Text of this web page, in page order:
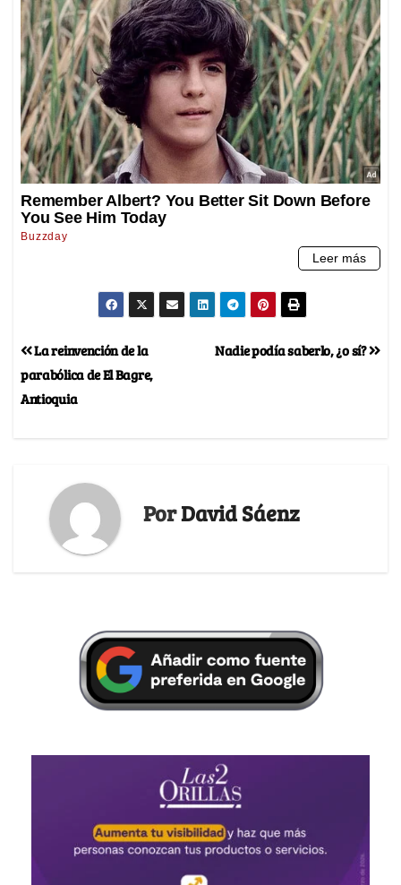
Nadie podía saberlo, ¿o sí?
La reinvención de la
parabólica de El Bagre,
Antioquia
PorDavid Sáenz